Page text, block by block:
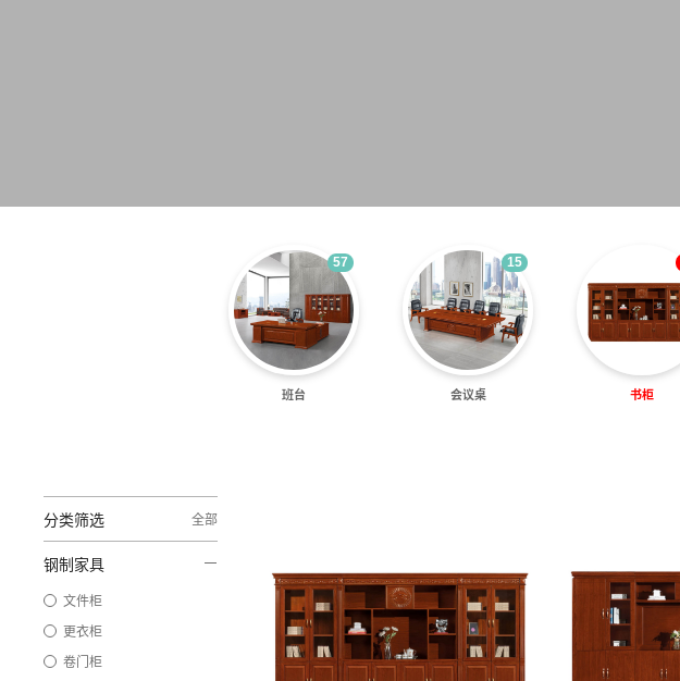
57
班台
15
会议桌 书柜
分类筛选 全部
钢制家具
文件柜
更衣柜
卷门柜